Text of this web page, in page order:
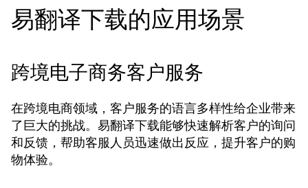
易翻译下载的应用场景
跨境电子商务客户服务
在跨境电商领域，客户服务的语言多样性给企业带来
了巨大的挑战。易翻译下载能够快速解析客户的询问
和反馈，帮助客服人员迅速做出反应，提升客户的购
物体验。